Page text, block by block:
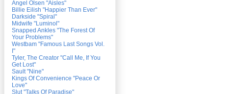
Angel Olsen "Aisles"
Billie Eilish "Happier Than Ever"
Darkside "Spiral"
Midwife "Luminol"
Snapped Ankles "The Forest Of
Your Problems"
Westbam "Famous Last Songs Vol.
I"
Tyler, The Creator "Call Me, If You
Get Lost"
Sault "Nine"
Kings Of Convenience "Peace Or
Love"
Slut "Talks Of Paradise"